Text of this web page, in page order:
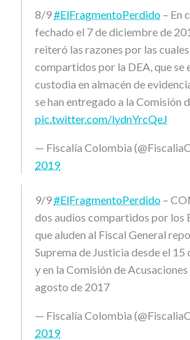
8/9#ElFragmentoPerdido – En
fechado el 7 de diciembre de
reiteró las razones por las
compartidos por la DEA, que se
custodia en almacén de
se han entregado a la Comisión
pic.twitter.com/lydnYrcQeJ
— Fiscalía Colombia
2019
9/9#ElFragmentoPerdido –
dos audios compartidos por los
que aluden al Fiscal General
Suprema de Justicia desde el
y en la Comisión de
agosto de 2017
— Fiscalía Colombia
2019